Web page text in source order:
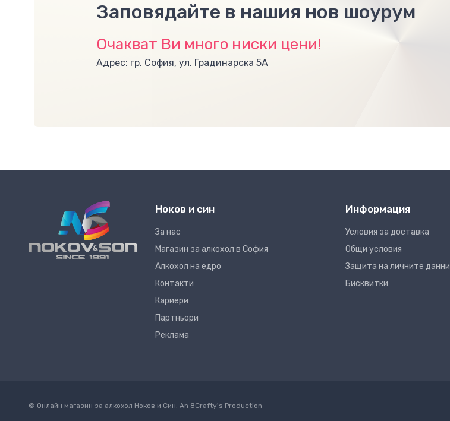
Заповядайте в нашия нов шоурум
Очакват Ви много ниски цени!
Адрес: гр. София, ул. Градинарска 5А
Ноков и син
За нас
Магазин за алкохол в София
Алкохол на едро
Контакти
Кариери
Партньори
Реклама
Информация
Условия за доставка
Общи условия
Защита на личните данни
Бисквитки
© Онлайн магазин за алкохол Ноков и Син. An 8Crafty's Production